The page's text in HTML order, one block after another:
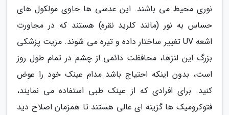
نوری محیط می باشند. این عدسی ها حاوی مولکول های
حساس به نور (مانند کلرید نقره) هستند که در مجاورت
اشعه UV تغییر ساختار داده و تیره می شوند. مزیت پزشکی
بزرگ این لنزها، محافظت دائمی از چشم در تمام طول روز
است، بدون اینکه احتیاج باشد مدام عینک خود را عوض
کنید. برای افرادی که از عینک طبی استفاده می نمایند،
فتوکرومیک ها گزینه ای عالی هستند تا همزمان اصلاح دید